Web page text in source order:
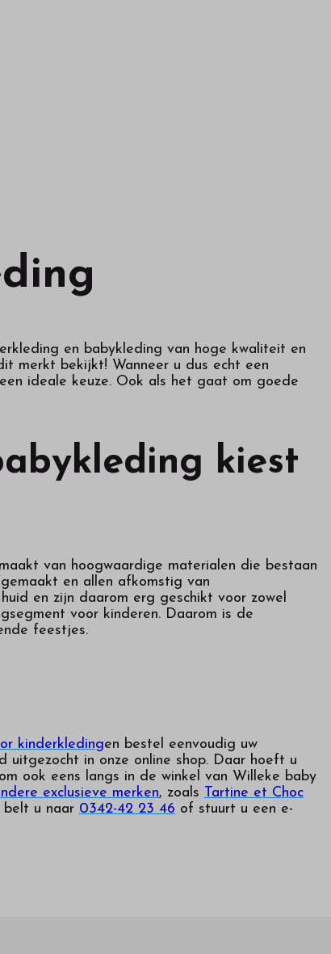
en babykleding van hoge kwaliteit en
merkt bekijkt! Wanneer u dus echt een
ideale keuze. Ook als het gaat om goede
kiest
van hoogwaardige materialen die bestaan
en allen afkomstig van
en zijn daarom erg geschikt voor zowel
voor kinderen. Daarom is de
feestjes.
kinderkledingen bestel eenvoudig uw
in onze online shop. Daar hoeft u
ook eens langs in de winkel van Willeke baby
exclusieve merken, zoals Tartine et Choc
belt u naar 0342-42 23 46 of stuurt u een e-